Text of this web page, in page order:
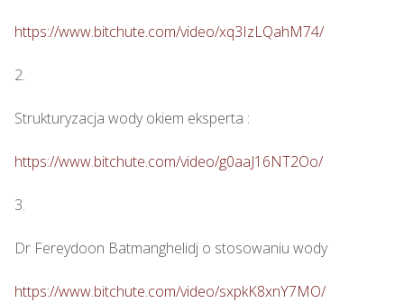
https://www.bitchute.com/video/xq3IzLQahM74/
2.
Strukturyzacja wody okiem eksperta :
https://www.bitchute.com/video/g0aaJ16NT2Oo/
3.
Dr Fereydoon Batmanghelidj o stosowaniu wody
https://www.bitchute.com/video/sxpkK8xnY7MO/